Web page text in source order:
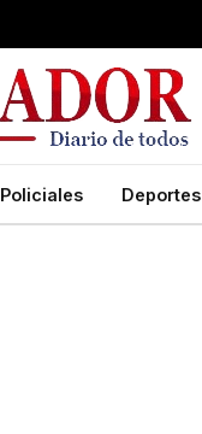
Policiales Deportes